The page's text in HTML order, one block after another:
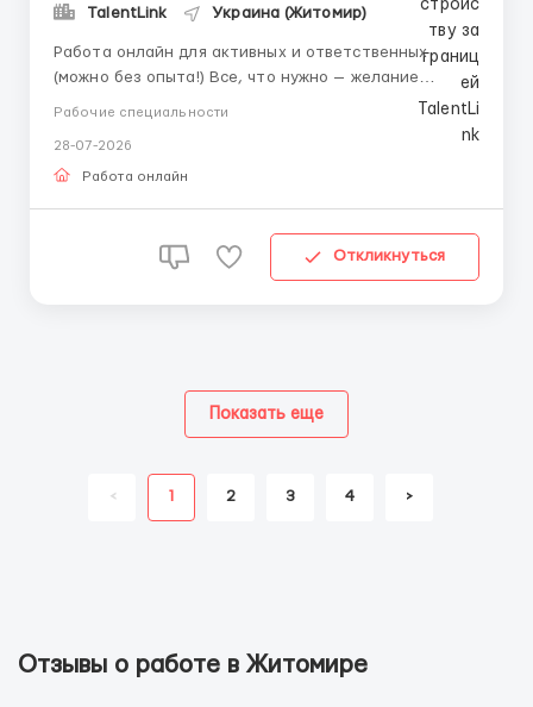
TalentLink Украина (Житомир)
Работа онлайн для активных и ответственных
(можно без опыта!) Все, что нужно — желание
зарабатывать и стабильный интернет! Мы всему
результат; Пунктуальных и усидчивых сотрудников;
Рабочие специальности
28-07-2026
Работа онлайн
Откликнуться
< 1 2 3 4 >
Показать еще
Отзывы о работе в Житомире